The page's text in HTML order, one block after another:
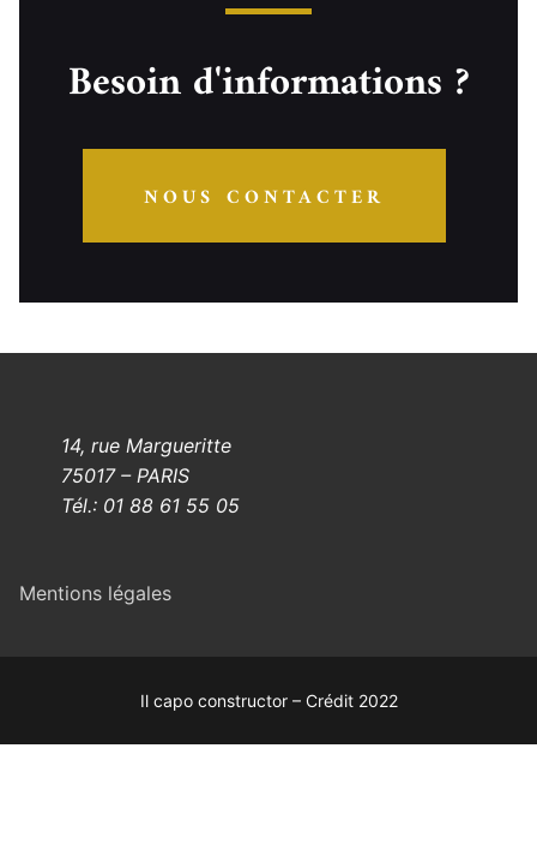
Besoin d'informations ?
NOUS CONTACTER
14, rue Margueritte
75017 – PARIS
Tél.: 01 88 61 55 05
Mentions légales
Il capo constructor – Crédit 2022